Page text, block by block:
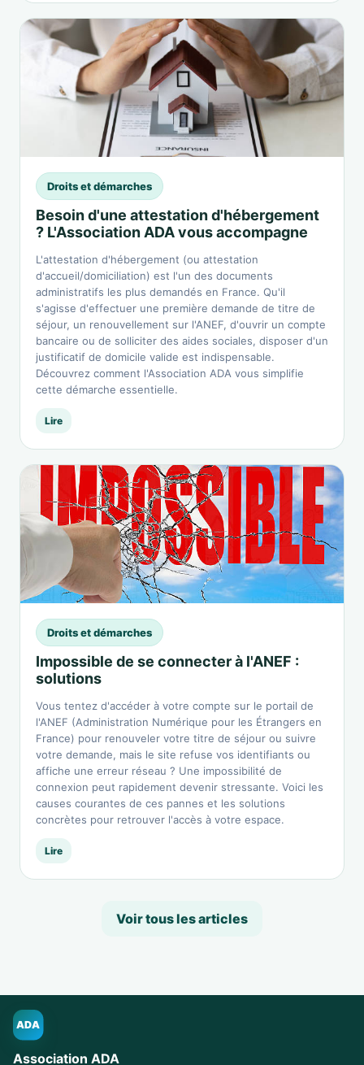
Droits et démarches
Besoin d'une attestation d'hébergement
? L'Association ADA vous accompagne
L'attestation d'hébergement (ou attestation
d'accueil/domiciliation) est l'un des documents
administratifs les plus demandés en France. Qu'il
s'agisse d'effectuer une première demande de titre de
séjour, un renouvellement sur l'ANEF, d'ouvrir un compte
bancaire ou de solliciter des aides sociales, disposer d'un
justificatif de domicile valide est indispensable.
Découvrez comment l'Association ADA vous simplifie
cette démarche essentielle.
Lire
Droits et démarches
Impossible de se connecter à l'ANEF :
solutions
Vous tentez d'accéder à votre compte sur le portail de
l'ANEF (Administration Numérique pour les Étrangers en
France) pour renouveler votre titre de séjour ou suivre
votre demande, mais le site refuse vos identifiants ou
affiche une erreur réseau ? Une impossibilité de
connexion peut rapidement devenir stressante. Voici les
causes courantes de ces pannes et les solutions
concrètes pour retrouver l'accès à votre espace.
Lire
Voir tous les articles
ADA
Association ADA